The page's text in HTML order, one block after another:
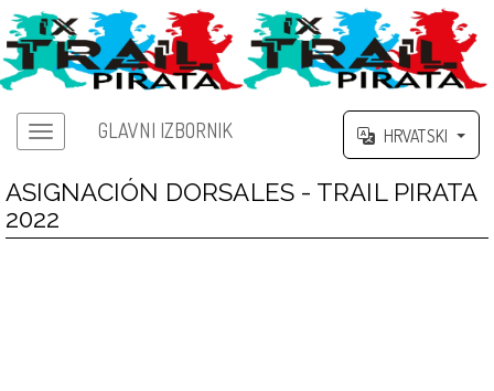
GLAVNI IZBORNIK HRVATSKI
ASIGNACIÓN DORSALES - TRAIL PIRATA
2022